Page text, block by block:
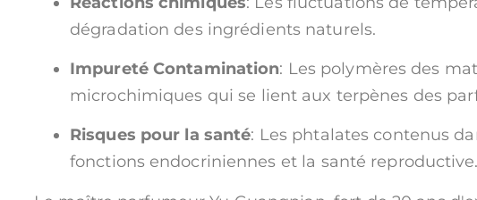
dégradation des ingrédients naturels.
Impureté Contamination: Les polymères des
microchimiques qui se lient aux terpènes des
Risques pour la santé: Les phtalates contenus
fonctions endocriniennes et la santé reproductive.